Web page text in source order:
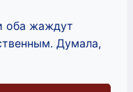
оба жаждут
Думала,